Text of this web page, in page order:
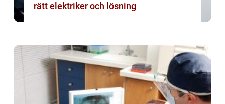
rätt elektriker och lösning